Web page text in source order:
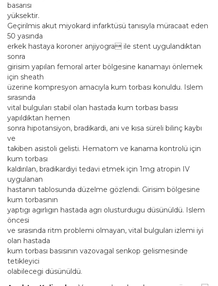
basarısı
yüksektir.
Geçirilmis akut miyokard infarktüsü tanısıyla müracaat eden
50 yasında
erkek hastaya koroner anjiyogra ile stent uygulandıktan
sonra
girisim yapılan femoral arter bölgesine kanamayı önlemek
için sheath
üzerine kompresyon amacıyla kum torbası konuldu. Islem
sırasında
vital bulguları stabil olan hastada kum torbası basısı
yapıldıktan hemen
sonra hipotansiyon, bradikardi, ani ve kısa süreli bilinç kaybı
ve
takiben asistoli gelisti. Hematom ve kanama kontrolü için
kum torbası
kaldırılan, bradikardiyi tedavi etmek için 1mg atropin IV
uygulanan
hastanın tablosunda düzelme gözlendi. Girisim bölgesine
kum torbasının
yaptıgı agırlıgın hastada agrı olusturdugu düsünüldü. Islem
öncesi
ve sırasında ritm problemi olmayan, vital bulguları izlemi iyi
olan hastada
kum torbası basısının vazovagal senkop gelismesinde
tetikleyici
olabilecegi düsünüldü.